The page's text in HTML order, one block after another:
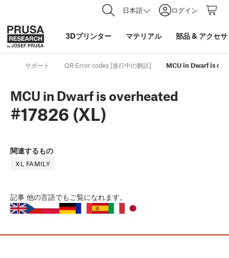
日本語 ログイン
3Dプリンター マテリアル 部品& アクセ
サポート QR Error codes [進行中の翻訳] MCU in Dwarf is
MCU in Dwarf is overheated
#17826 (XL)
関連するもの
XL FAMILY
記事 他の言語でもご覧になれます。